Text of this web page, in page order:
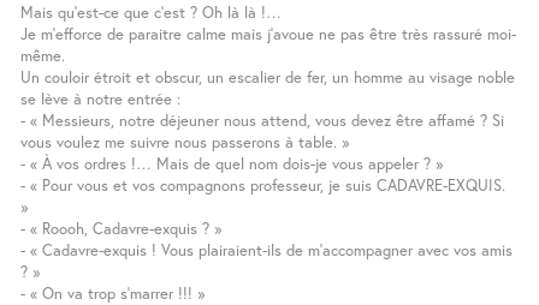
Mais qu’est-ce que c’est ? Oh là là !…
Je m’efforce de paraitre calme mais j’avoue ne pas être très rassuré moi-
même.
Un couloir étroit et obscur, un escalier de fer, un homme au visage noble
se lève à notre entrée :
- « Messieurs, notre déjeuner nous attend, vous devez être affamé ? Si
vous voulez me suivre nous passerons à table. »
- « À vos ordres !… Mais de quel nom dois-je vous appeler ? »
- « Pour vous et vos compagnons professeur, je suis CADAVRE-EXQUIS.
»
- « Roooh, Cadavre-exquis ? »
- « Cadavre-exquis ! Vous plairaient-ils de m’accompagner avec vos amis
? »
- « On va trop s’marrer !!! »